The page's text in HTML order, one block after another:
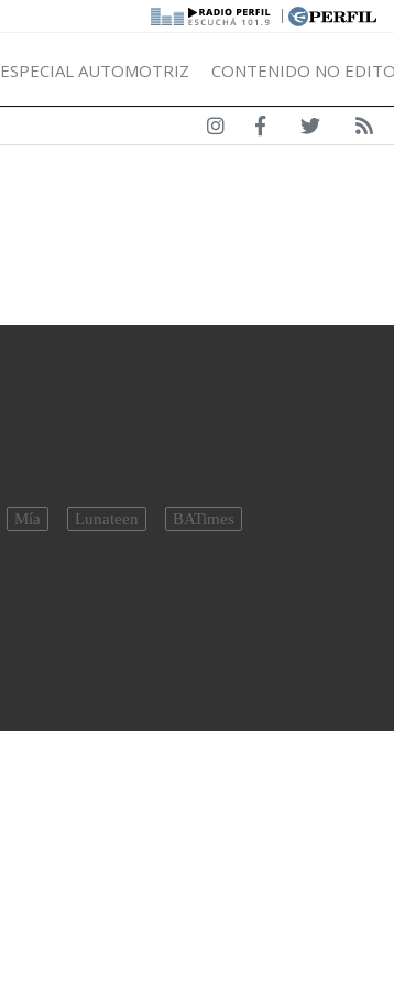
|
ESPECIAL AUTOMOTRIZ CONTENIDO NO
Mía Lunateen BATimes